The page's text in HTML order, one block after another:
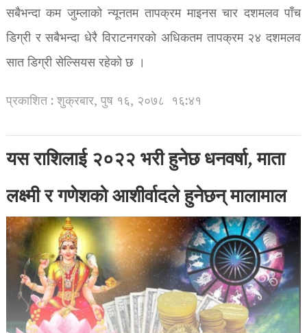
सबैभन्दा कम जुम्लाको न्यूनतम तापक्रम माइनस चार दशमलव पाँच
डिग्री र सबैभन्दा धेरै विराटनगरको अधिकतम तापक्रम २४ दशमलव
सात डिग्री सेल्सियस रहेको छ ।
प्रकाशित : शुक्रबार, पुष १६, २०७८ १६:४१
यस राशिलाई २०२२ भरी हुनेछ धनवर्षा, माता
लक्ष्मी र गणेशको आशीर्वादले हुनेछन् मालामाल